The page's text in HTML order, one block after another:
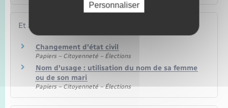
Et aussi
Changement d'état civil
Papiers – Citoyenneté – Élections
Nom d'usage : utilisation du nom de sa femme
ou de son mari
Papiers – Citoyenneté – Élections
Personnaliser